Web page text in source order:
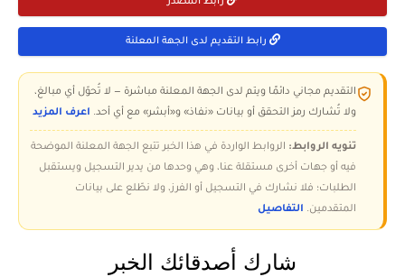
رابط التقديم لدى الجهة المعلنة
التقديم مجاني دائمًا ويتم لدى الجهة المعلنة مباشرة — لا تُحوّل أي مبالغ،
ولا تُشارك رمز التحقق أو بيانات «نفاذ» و«أبشر» مع أي أحد. اعرف المزيد
تنويه الروابط: الروابط الواردة في هذا الخبر تتبع الجهة المعلنة الموضحة
فيه أو جهات أخرى مستقلة عنا، وهي وحدها من يدير التسجيل ويستقبل
الطلبات؛ فلا نشارك في التسجيل أو الفرز، ولا نطّلع على بيانات
المتقدمين. التفاصيل
شارك أصدقائك الخبر